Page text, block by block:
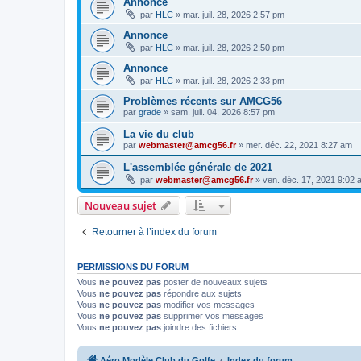
par HLC » mar. juil. 28, 2026 2:57 pm
Annonce
par HLC » mar. juil. 28, 2026 2:50 pm
Annonce
par HLC » mar. juil. 28, 2026 2:33 pm
Problèmes récents sur AMCG56
par grade » sam. juil. 04, 2026 8:57 pm
La vie du club
par webmaster@amcg56.fr» mer. déc. 22, 2021 8:27 am
L'assemblée générale de 2021
par webmaster@amcg56.fr» ven. déc. 17, 2021 9:02
Nouveau sujet
Retourner à l’index du forum
PERMISSIONS DU FORUM
Vous ne pouvez pas poster de nouveaux sujets
Vous ne pouvez pas répondre aux sujets
Vous ne pouvez pas modifier vos messages
Vous ne pouvez pas supprimer vos messages
Vous ne pouvez pas joindre des fichiers